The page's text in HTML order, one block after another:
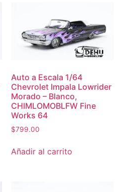
Auto a Escala 1/64
Chevrolet Impala Lowrider
Morado – Blanco,
CHIMLOMOBLFW Fine
Works 64
$799.00
Añadir al carrito